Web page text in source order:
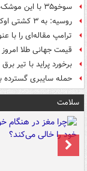
سوخو۳۵ با این موشک‌ها به ناوهای‌جنگی حمله می‌کند
روسیه: به ۳ کشتی اوکراین حمله و ۲۰۳ پهپاد را سرنگون کردیم
ترامپ مقاله‌ای را با
قیمت جهانی طلا امروز ۱۶ مرداد
برخورد پراید با تیر برق ۲ فوتی بر جای گذاشت
حمله سایبری گسترده
سلامت